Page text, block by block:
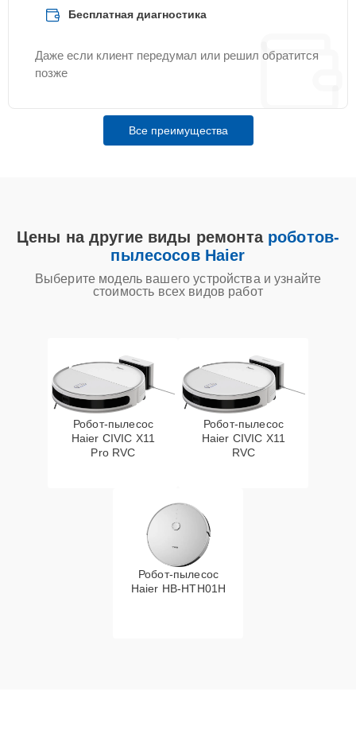
Бесплатная диагностика
Даже если клиент передумал или решил обратится
позже
Все преимущества
Цены на другие виды ремонта роботов-
пылесосов Haier
Выберите модель вашего устройства и узнайте
стоимость всех видов работ
Робот-пылесос
Haier CIVIC X11
Pro RVC
Робот-пылесос
Haier CIVIC X11
RVC
Робот-пылесос
Haier HB-HTH01H